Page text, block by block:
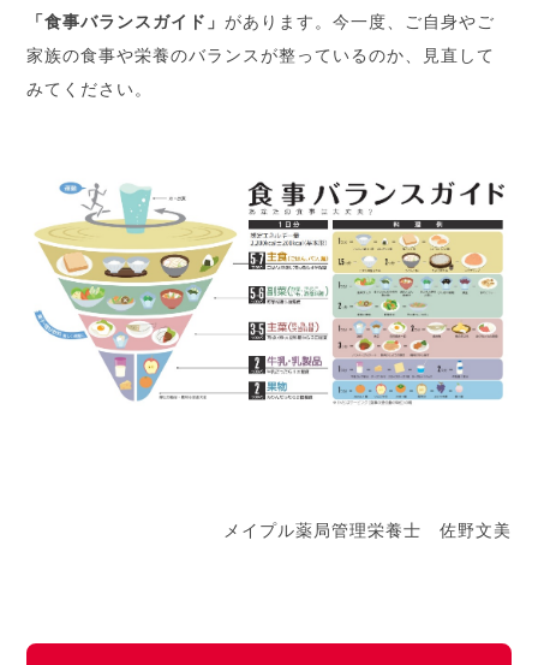
「食事バランスガイド」があります。今一度、ご自身やご
家族の食事や栄養のバランスが整っているのか、見直して
みてください。
メイプル薬局管理栄養士 佐野文美